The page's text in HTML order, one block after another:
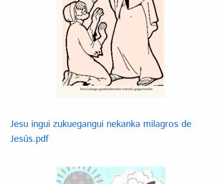
Jesu ingui zukuegangui nekanka milagros de
Jesús.pdf